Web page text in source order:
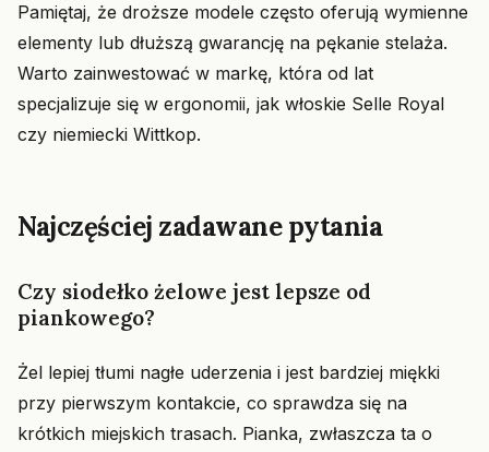
Pamiętaj, że droższe modele często oferują wymienne
elementy lub dłuższą gwarancję na pękanie stelaża.
Warto zainwestować w markę, która od lat
specjalizuje się w ergonomii, jak włoskie Selle Royal
czy niemiecki Wittkop.
Najczęściej zadawane pytania
Czy siodełko żelowe jest lepsze od
piankowego?
Żel lepiej tłumi nagłe uderzenia i jest bardziej miękki
przy pierwszym kontakcie, co sprawdza się na
krótkich miejskich trasach. Pianka, zwłaszcza ta o